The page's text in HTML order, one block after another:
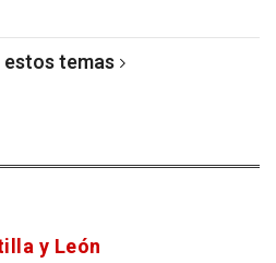
temas
y León